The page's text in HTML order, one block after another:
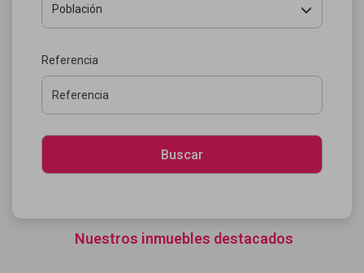
Población
Referencia
Nuestros inmuebles destacados